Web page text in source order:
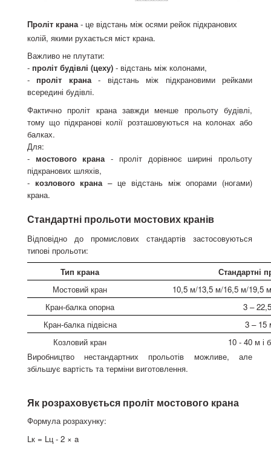
Проліт крана- це відстань між осями рейок підкранових
колій, якими рухається міст крана.
Важливо не плутати:
- проліт будівлі (цеху)- відстань між колонами,
- проліт крана- відстань між підкрановими рейками
всередині будівлі.
Фактично проліт крана завжди менше прольоту будівлі,
тому що підкранові колії розташовуються на колонах або
балках.
Для:
- мостового крана - проліт дорівнює ширині прольоту
підкранових шляхів,
- козлового крана – це відстань між опорами (ногами)
крана.
Стандартні прольоти мостових кранів
Відповідно до промислових стандартів застосовуються
типові прольоти:
Тип крана
Стандартні
Мостовий кран
10,5 м/13,5 м/16,5 м/19,5
Кран-балка опорна
3 –
Кран-балка підвісна
3 – 15
Козловий кран
10 - 40 м і
Виробництво нестандартних прольотів можливе, але
збільшує вартість та терміни виготовлення.
Як розраховується проліт мостового крана
Формула розрахунку:
Lк = Lц - 2 × a